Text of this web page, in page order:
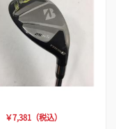
￥7,381（税込）